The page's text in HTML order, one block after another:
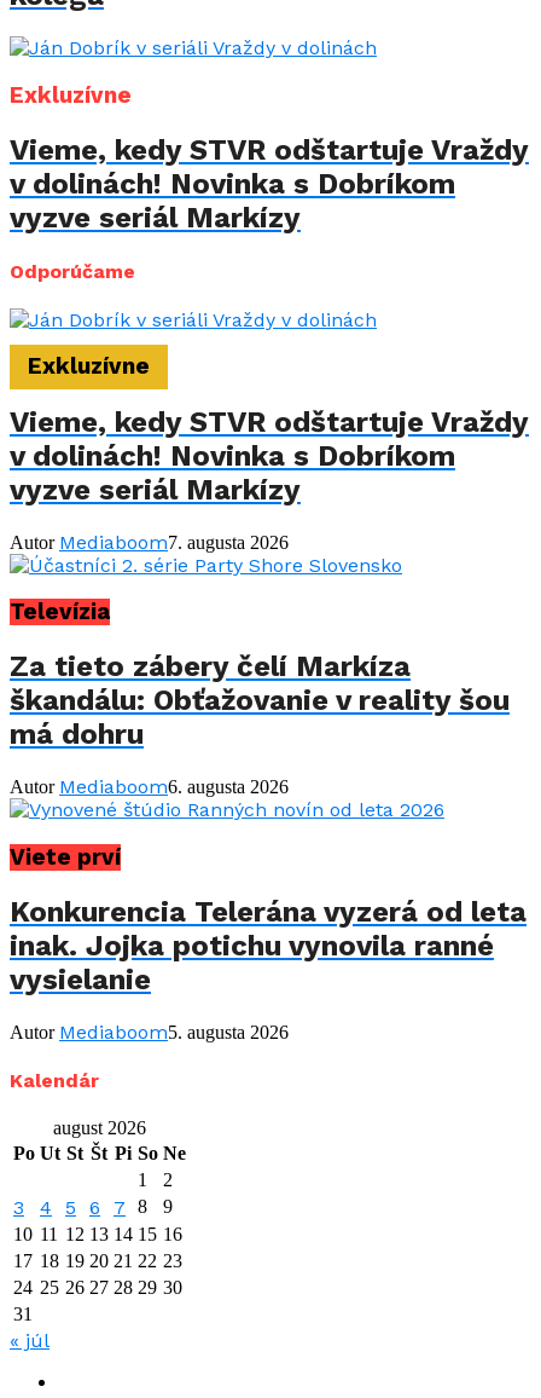
Exkluzívne
Vieme, kedy STVR odštartuje Vraždy
v dolinách! Novinka s Dobríkom
vyzve seriál Markízy
Odporúčame
Exkluzívne
Vieme, kedy STVR odštartuje Vraždy
v dolinách! Novinka s Dobríkom
vyzve seriál Markízy
Autor Mediaboom7. augusta 2026
Televízia
Za tieto zábery čelí Markíza
škandálu: Obťažovanie v reality šou
má dohru
Autor Mediaboom6. augusta 2026
Viete prví
Konkurencia Telerána vyzerá od leta
inak. Jojka potichu vynovila ranné
vysielanie
Autor Mediaboom5. augusta 2026
Kalendár
august 2026
Po Ut St Št Pi So Ne
1
2
3 4 5 6 7 8
9
10 11 12 13 14 15 16
17 18 19 20 21 22 23
24 25 26 27 28 29 30
31
« júl